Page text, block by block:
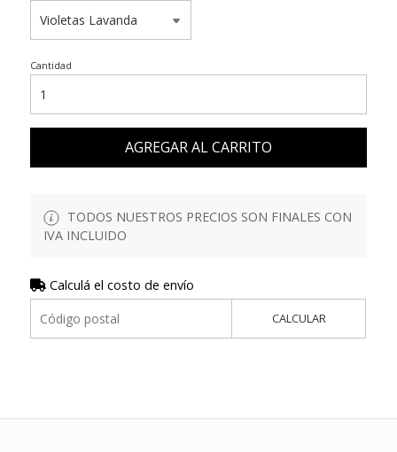
Cantidad
AGREGAR AL CARRITO
TODOS NUESTROS PRECIOS SON FINALES CON
IVA INCLUIDO
Calculá el costo de envío
CALCULAR